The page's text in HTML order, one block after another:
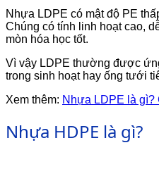
Nhựa LDPE có mật độ PE
Chúng có tính linh hoạt cao,
mòn hóa học tốt.
Vì vậy LDPE thường được
trong sinh hoạt hay ống tưới
Xem thêm: Nhựa LDPE là gì?
Nhựa HDPE là gì?